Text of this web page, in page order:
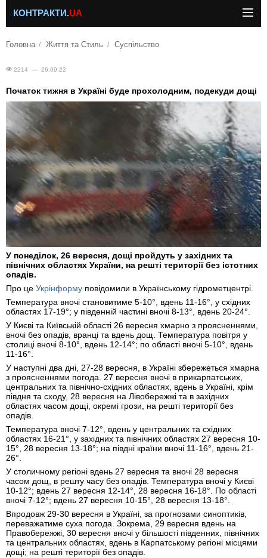
КОНТРАКТИ.UA
Головна Життя та Стиль Суспільство
2214 — 26.09.22
Початок тижня в Україні буде прохолодним, подекуди дощі
У понеділок, 26 вересня, дощі пройдуть у західних та
північних областях України, на решті території без істотних
опадів.
Про це Укрінформу повідомили в Українському гідрометцентрі.
Температура вночі становитиме 5-10°, вдень 11-16°, у східних
областях 17-19°; у південній частині вночі 8-13°, вдень 20-24°.
У Києві та Київській області 26 вересня хмарно з проясненнями,
вночі без опадів, вранці та вдень дощ. Температура повітря у
столиці вночі 8-10°, вдень 12-14°; по області вночі 5-10°, вдень
11-16°.
У наступні два дні, 27-28 вересня, в Україні збережеться хмарна
з проясненнями погода. 27 вересня вночі в прикарпатських,
центральних та північно-східних областях, вдень в Україні, крім
півдня та сходу, 28 вересня на Лівобережжі та в західних
областях часом дощі, окремі грози, на решті території без
опадів.
Температура вночі 7-12°, вдень у центральних та східних
областях 16-21°, у західних та північних областях 27 вересня 10-
15°, 28 вересня 13-18°; на півдні країни вночі 11-16°, вдень 21-
26°.
У столичному регіоні вдень 27 вересня та вночі 28 вересня
часом дощ, в решту часу без опадів. Температура вночі у Києві
10-12°; вдень 27 вересня 12-14°, 28 вересня 16-18°. По області
вночі 7-12°; вдень 27 вересня 10-15°, 28 вересня 13-18°.
Впродовж 29-30 вересня в Україні, за прогнозами синоптиків,
переважатиме суха погода. Зокрема, 29 вересня вдень на
Правобережжі, 30 вересня вночі у більшості південних, північних
та центральних областях, вдень в Карпатському регіоні місцями
дощі; на решті території без опадів.